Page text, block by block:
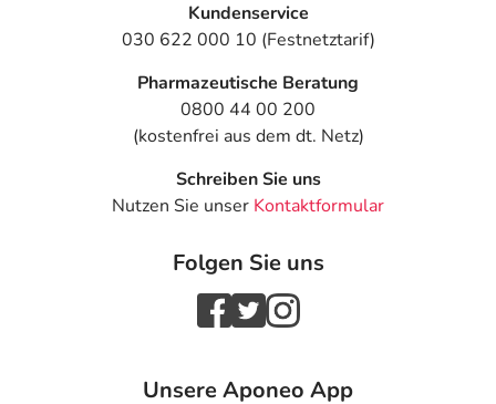
Kundenservice
030 622 000 10 (Festnetztarif)
Pharmazeutische Beratung
0800 44 00 200
(kostenfrei aus dem dt. Netz)
Schreiben Sie uns
Nutzen Sie unser Kontaktformular
Folgen Sie uns
Unsere Aponeo App